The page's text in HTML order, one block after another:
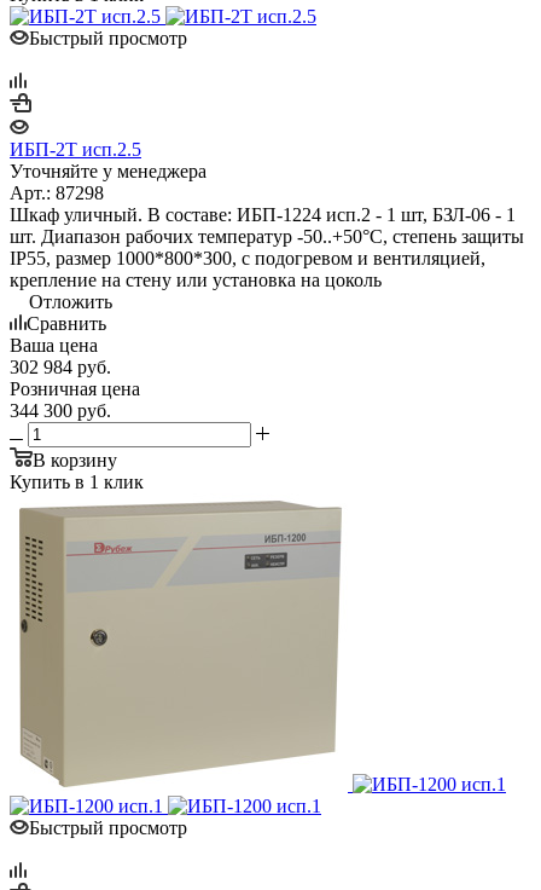
Быстрый просмотр
ИБП-2Т исп.2.5
Уточняйте у менеджера
Арт.: 87298
Шкаф уличный. В составе: ИБП-1224 исп.2 - 1 шт, БЗЛ-06 - 1
шт. Диапазон рабочих температур -50..+50°С, степень защиты
IP55, размер 1000*800*300, с подогревом и вентиляцией,
крепление на стену или установка на цоколь
Отложить
Сравнить
Ваша цена
302 984 руб.
Розничная цена
344 300 руб.
В корзину
Купить в 1 клик
Быстрый просмотр